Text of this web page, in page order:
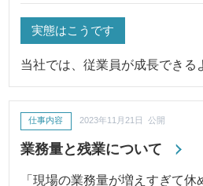
実態はこうです
当社では、従業員が成長でき
業務量と残業について
仕事内容 2023年11月21日 公開
「現場の業務量が増えすぎて